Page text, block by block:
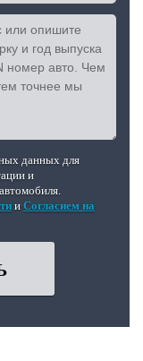
данных для
и
и Согласием на